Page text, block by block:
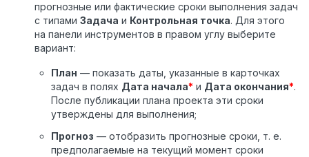
прогнозные или фактические сроки выполнения задач
с типами Задача и Контрольная точка. Для этого
на панели инструментов в правом углу выберите
вариант:
План — показать даты, указанные в карточках
задач в полях Дата начала* и Дата окончания*.
После публикации плана проекта эти сроки
утверждены для выполнения;
Прогноз — отобразить прогнозные сроки, т. е.
предполагаемые на текущий момент сроки